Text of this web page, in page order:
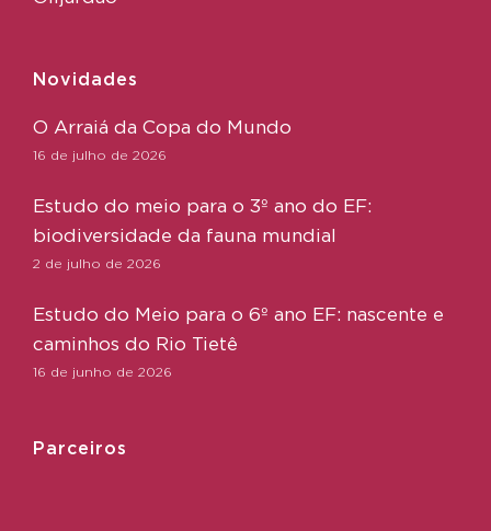
Novidades
O Arraiá da Copa do Mundo
16 de julho de 2026
Estudo do meio para o 3º ano do EF:
biodiversidade da fauna mundial
2 de julho de 2026
Estudo do Meio para o 6º ano EF: nascente e
caminhos do Rio Tietê
16 de junho de 2026
Parceiros